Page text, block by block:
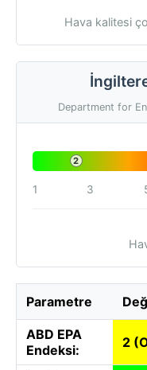
Hava kalitesi
Department for
2
1 3
Parametre
ABD EPA
Endeksi:
2